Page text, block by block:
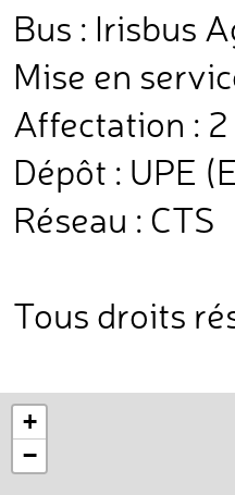
Bus : Irisbus
Mise en
Affectation : 2
Dépôt : UPE
Réseau : CTS
Tous droits
+
−